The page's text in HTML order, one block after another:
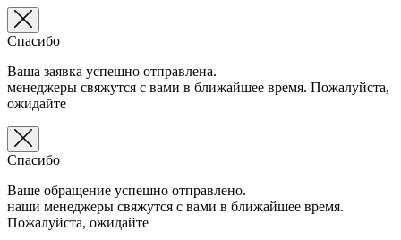
Спасибо
Ваша заявка успешно отправлена.
менеджеры свяжутся с вами в ближайшее время. Пожалуйста,
ожидайте
Спасибо
Ваше обращение успешно отправлено.
наши менеджеры свяжутся с вами в ближайшее время.
Пожалуйста, ожидайте